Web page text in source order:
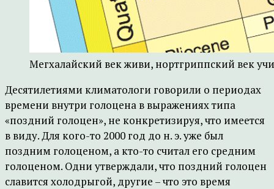
Мегхалайский век живи, нортгриппский век
Десятилетиями климатологи говорили о периодах
времени внутри голоцена в выражениях типа
«поздний голоцен», не конкретизируя, что имеется
в виду. Для кого-то 2000 год до н. э. уже был
поздним голоценом, а кто-то считал его средним
голоценом. Одни утверждали, что поздний голоцен
славится холодрыгой, другие – что это время